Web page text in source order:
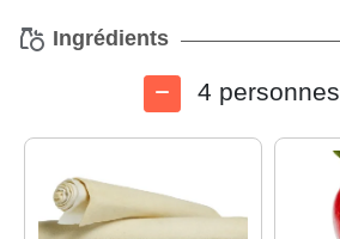
Ingrédients
4 personnes